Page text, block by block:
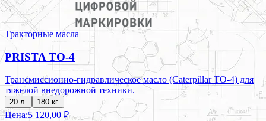
Тракторные масла
PRISTA TO-4
Трансмиссионно-гидравлическое масло (Caterpillar TO-4) для
тяжелой внедорожной техники.
20 л. 180 кг.
Цена:5 120,00 ₽